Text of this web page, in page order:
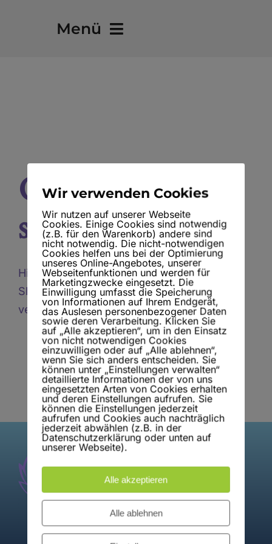
Menü
Blog – Übersicht
Großes kündigt
sich an
Hier bahnt sich etwas Großes an! Unser
Shop ist in Arbeit und wird bald
veröffentlicht!
Wir verwenden Cookies
Wir nutzen auf unserer Webseite
Cookies. Einige Cookies sind notwendig
(z.B. für den Warenkorb) andere sind
nicht notwendig. Die nicht-notwendigen
Cookies helfen uns bei der Optimierung
unseres Online-Angebotes, unserer
Webseitenfunktionen und werden für
Marketingzwecke eingesetzt. Die
Einwilligung umfasst die Speicherung
von Informationen auf Ihrem Endgerät,
das Auslesen personenbezogener Daten
sowie deren Verarbeitung. Klicken Sie
auf „Alle akzeptieren“, um in den Einsatz
von nicht notwendigen Cookies
einzuwilligen oder auf „Alle ablehnen“,
wenn Sie sich anders entscheiden. Sie
können unter „Einstellungen verwalten“
detaillierte Informationen der von uns
eingesetzten Arten von Cookies erhalten
und deren Einstellungen aufrufen. Sie
können die Einstellungen jederzeit
aufrufen und Cookies auch nachträglich
jederzeit abwählen (z.B. in der
Datenschutzerklärung oder unten auf
unserer Webseite).
Alle akzeptieren
Alle ablehnen